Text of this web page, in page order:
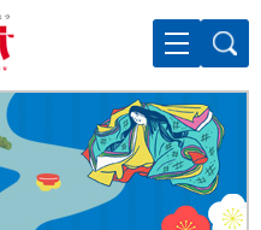
して本文へ